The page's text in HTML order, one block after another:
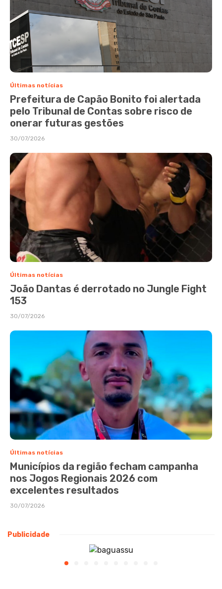
Últimas notícias
Prefeitura de Capão Bonito foi alertada
pelo Tribunal de Contas sobre risco de
onerar futuras gestões
30/07/2026
Últimas notícias
João Dantas é derrotado no Jungle Fight
153
30/07/2026
Últimas notícias
Municípios da região fecham campanha
nos Jogos Regionais 2026 com
excelentes resultados
30/07/2026
Publicidade